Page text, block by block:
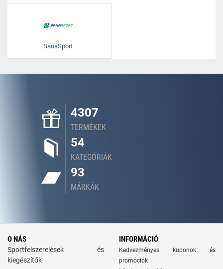
SanaSport
4307
TERMÉKEK
54
KATEGÓRIÁK
93
MÁRKÁK
O NÁS
Sportfelszerelések és
kiegészítők
INFORMÁCIÓ
Kedvezményes kuponok és
promóciók